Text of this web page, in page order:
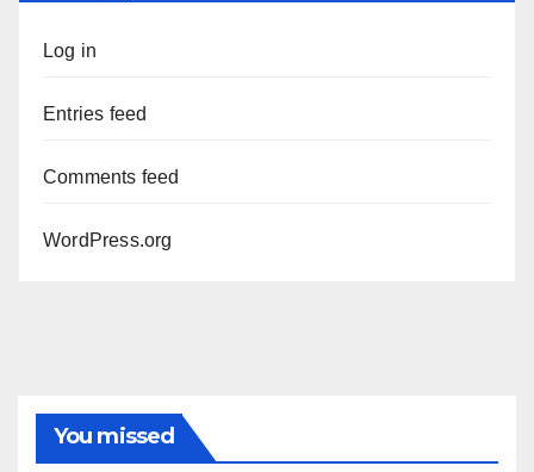
Log in
Entries feed
Comments feed
WordPress.org
You missed